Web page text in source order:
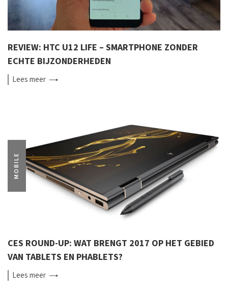
REVIEW: HTC U12 LIFE – SMARTPHONE ZONDER
ECHTE BIJZONDERHEDEN
Leesmeer
MOBILE
CES ROUND-UP: WAT BRENGT 2017 OP HET GEBIED
VAN TABLETS EN PHABLETS?
Leesmeer